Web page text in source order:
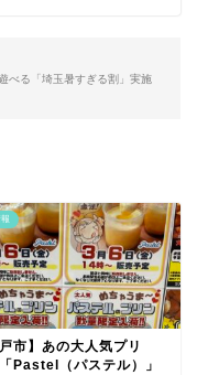
べる「埼玉暑すぎる割」実施
戸市】あの大人気プリ
Pastel（パステル）」